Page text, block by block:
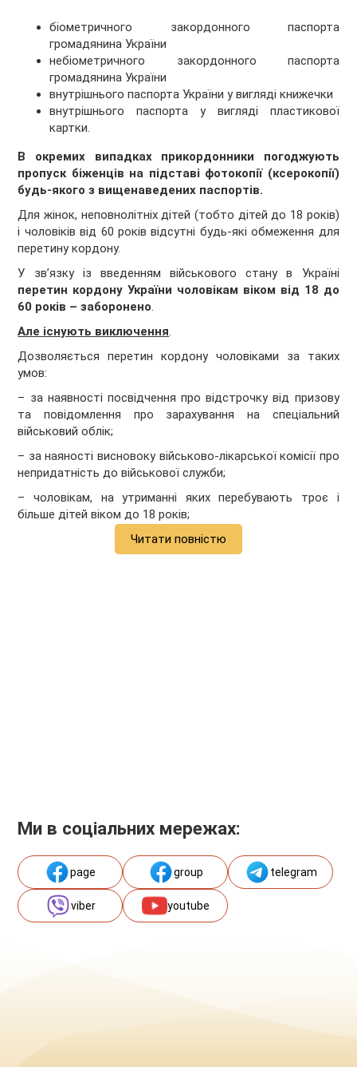
біометричного закордонного паспорта
громадянина України
небіометричного закордонного паспорта
громадянина України
внутрішнього паспорта України у вигляді книжечки
внутрішнього паспорта у вигляді пластикової
картки.
В окремих випадках прикордонники погоджують
пропуск біженців на підставі фотокопії (ксерокопії)
будь-якого з вищенаведених паспортів.
Для жінок, неповнолітніх дітей (тобто дітей до 18 років)
і чоловіків від 60 років відсутні будь-які обмеження для
перетину кордону.
У зв’язку із введенням військового стану в Україні
перетин кордону України чоловікам віком від 18 до
60 років – заборонено.
Але існують виключення.
Дозволяється перетин кордону чоловіками за таких
умов:
– за наявності посвідчення про відстрочку від призову
та повідомлення про зарахування на спеціальний
військовий облік;
– за наяності висновоку військово-лікарської комісії про
непридатність до військової служби;
– чоловікам, на утриманні яких перебувають троє і
більше дітей віком до 18 років;
Читати повністю
Ми в соціальних мережах:
page group telegram
viber youtube